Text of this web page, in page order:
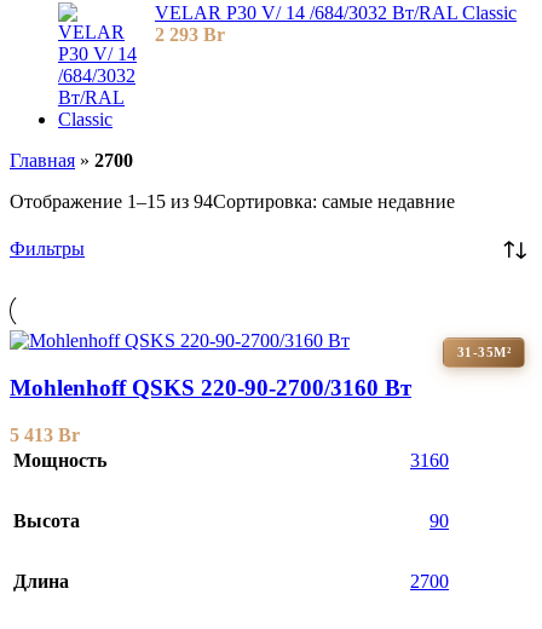
VELAR P30 V/ 14 /684/3032 Вт/RAL Classic
2 293 Br
Главная » 2700
Отображение 1–15 из 94Сортировка: самые недавние
Фильтры
31-35М²
Mohlenhoff QSKS 220-90-2700/3160 Вт
5 413 Br
Мощность
3160
Высота 90
Длина 2700